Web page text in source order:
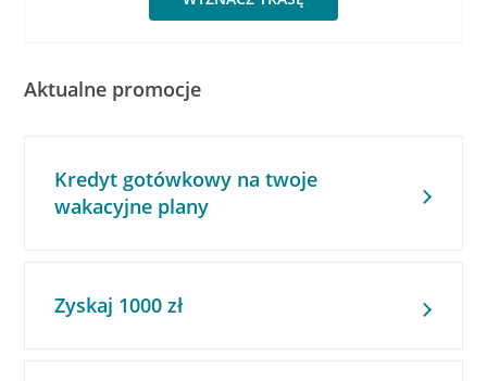
Aktualne promocje
Kredyt gotówkowy na twoje
wakacyjne plany
Zyskaj 1000 zł